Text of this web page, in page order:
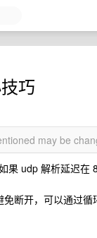
巧
may be
果 udp 解析延迟在
断开，可以通过